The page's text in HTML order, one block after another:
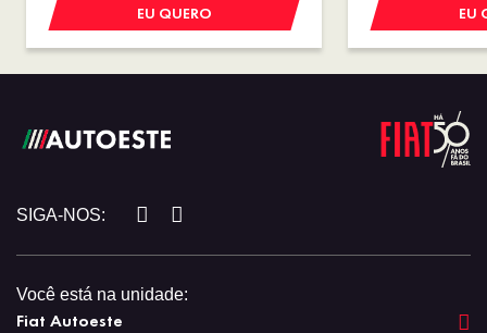
EU QUERO EU
SIGA-NOS:
Você está na unidade:
Fiat Autoeste